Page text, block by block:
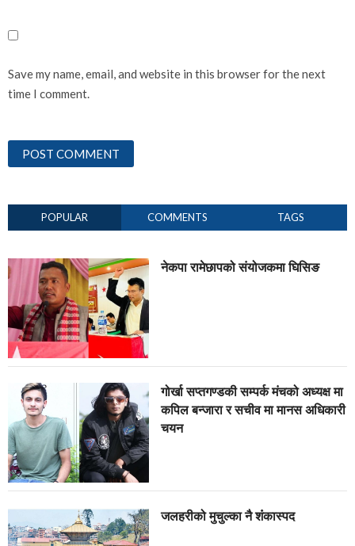
Save my name, email, and website in this browser for the next
time I comment.
POPULAR COMMENTS TAGS
नेकपा रामेछापको संयोजकमा घिसिङ
गोर्खा सप्तगण्डकी सम्पर्क मंचको अध्यक्ष मा
कपिल बन्जारा र सचीव मा मानस अधिकारी
चयन
जलहरीको मुचुल्का नै शंंकास्पद